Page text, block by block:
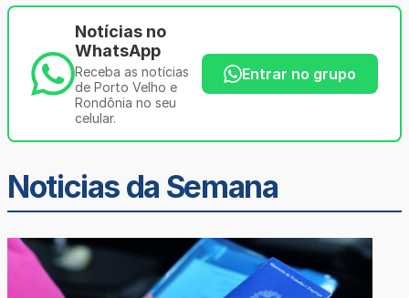
Notícias no
WhatsApp
Receba as notícias
de Porto Velho e
Rondônia no seu
celular.
Entrar no grupo
Noticias da Semana